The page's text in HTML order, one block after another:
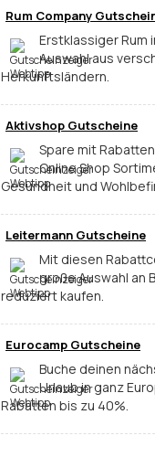
Rum Company
Erstklassiger Rum
Auswahl aus
Herkunftsländern.
Aktivshop Gutscheine
Spare mit
Online Shop
Gesundheit und
Leitermann Gutscheine
Mit diesen
große Auswahl an
reduziert kaufen.
Eurocamp Gutscheine
Buche deinen
Urlaub in ganz
Rabatten bis zu 40%.